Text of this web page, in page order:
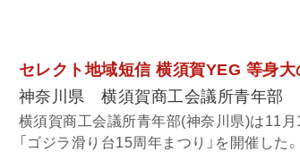
セレクト地域短信 横須賀YEG 等身
神奈川県 横須賀商工会議所青年部
横須賀商工会議所青年部(神奈川県)は11月
「ゴジラ滑り台15周年まつり」を開催した